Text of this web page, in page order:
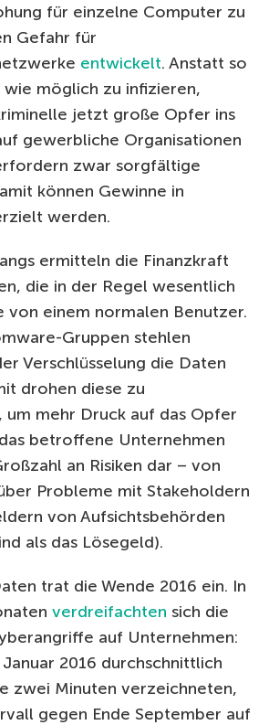
für einzelne Computer zu
Gefahr für
entwickelt. Anstatt so
möglich zu infizieren,
jetzt große Opfer ins
gewerbliche Organisationen
zwar sorgfältige
können Gewinne in
werden.
ermitteln die Finanzkraft
die in der Regel wesentlich
von einem normalen Benutzer.
Gruppen stehlen
Verschlüsselung die Daten
drohen diese zu
mehr Druck auf das Opfer
betroffene Unternehmen
an Risiken dar – von
Probleme mit Stakeholdern
von Aufsichtsbehörden
als das Lösegeld).
trat die Wende 2016 ein. In
verdreifachten sich die
auf Unternehmen:
2016 durchschnittlich
zwei Minuten verzeichneten,
gegen Ende September auf